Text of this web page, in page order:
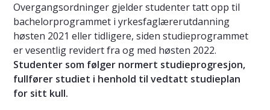
Overgangsordninger gjelder studenter tatt opp til
bachelorprogrammet i yrkesfaglærerutdanning
høsten 2021 eller tidligere, siden studieprogrammet
er vesentlig revidert fra og med høsten 2022.
Studenter som følger normert studieprogresjon,
fullfører studiet i henhold til vedtatt studieplan
for sitt kull.